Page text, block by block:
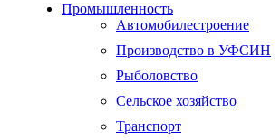
Промышленность
Автомобилестроение
Производство в УФСИН
Рыболовство
Сельское хозяйство
Транспорт